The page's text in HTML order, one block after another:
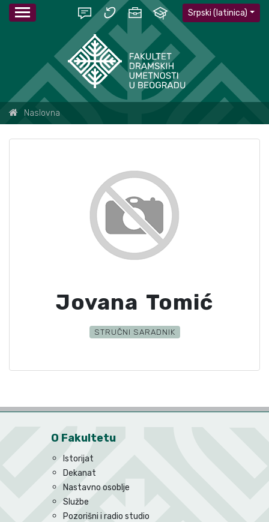
Srpski (latinica)
Naslovna
Jovana Tomić
STRUČNI SARADNIK
O Fakultetu
Istorijat
Dekanat
Nastavno osoblje
Službe
Pozorišni i radio studio